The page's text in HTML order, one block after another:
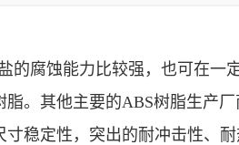
的腐蚀能力比较强，也可在一
。其他主要的ABS树脂生产
稳定性，突出的耐冲击性、